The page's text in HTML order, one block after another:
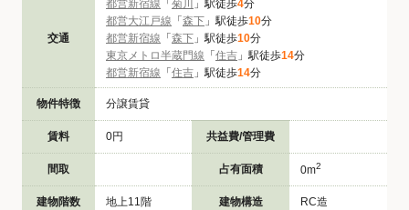
交通
都営新宿線 「 菊川 」駅徒歩4分
都営大江戸線 「 森下 」駅徒歩10分
都営新宿線 「 森下 」駅徒歩10分
東京メトロ半蔵門線 「 住吉 」駅徒歩14分
都営新宿線 「 住吉 」駅徒歩14分
物件特徴 分譲賃貸
賃料 0円 共益費/管理費
間取 占有面積 0m2
建物階数 地上11階 建物構造 RC造